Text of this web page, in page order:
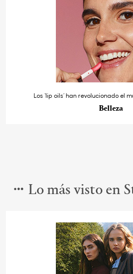
Los ‘lip oils’ han revolucionado el
Belleza
Lo más visto en